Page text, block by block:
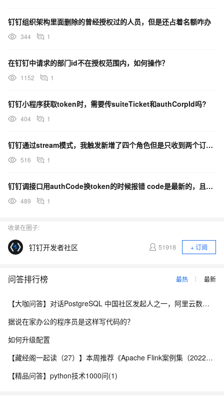
钉钉组织架构里面删除的曾经授权过的人员，但是还占着名额咋办
344 1
在钉钉中请求的部门id不在授权范围内，如何操作？
1152 1
钉钉小程序获取token时，需要传suiteTicket和authCorpId吗?
404 1
钉钉通过stream模式，我触发新增了四个角色但是只收到两个订阅的信息事件，是中途会丢事件吗?
516 1
钉钉调接口用authCode换token的时候报错 code是最新的，且没有使用过咋回事?
489 1
收录在圈子:
钉钉开发者社区 51918 + 订阅
问答排行榜 最热 最新
【大咖问答】对话PostgreSQL 中国社区发起人之一，阿里云数据库高级专家 德哥
据说在家办公的程序员是这样写代码的？
如何升级配置
【藏经阁一起读（27）】本周推荐《Apache Flink案例集（2022版）》，你有哪些心得？
【精品问答】python技术1000问(1)